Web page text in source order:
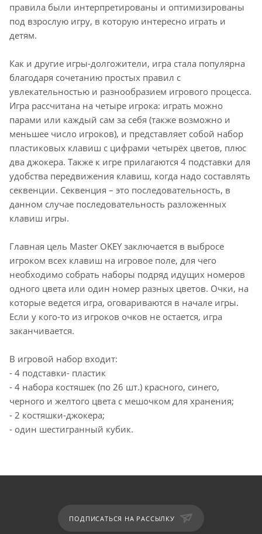
правила были интерпретированы и оптимизированы
под взрослую игру, в которую интересно играть и
детям.
Как и другие игры-долгожители, игра стала популярна
благодаря сочетанию простых правил с
увлекательностью и разнообразием игрового процесса.
Игра рассчитана на четыре игрока: играть можно
парами или каждый сам за себя (также возможно и
меньшее число игроков), и представляет собой набор
пластиковых клавиш с цифрами четырёх цветов, плюс
два джокера. Также к игре прилагаются 4 подставки для
удобства передвижения клавиш, когда надо составлять
секвенции. Секвенция – это последовательность, в
данном случае последовательность разложенных
клавиш игры.
Главная цель Master OKEY заключается в выбросе
игроком всех клавиш на игровое поле, для чего
необходимо собрать наборы подряд идущих номеров
одного цвета или один номер разных цветов. Очки, на
которые ведется игра, оговариваются в начале игры.
Если у кого-то из игроков очков не остается, игра
заканчивается.
В игровой набор входит:
- 4 подставки- пластик
- 4 набора костяшек (по 26 шт.) красного, синего,
черного и желтого цвета с мешочком для хранения;
- 2 костяшки-джокера;
- один шестигранный кубик.
ПОДПИСАТЬСЯ НА РАССЫЛКУ